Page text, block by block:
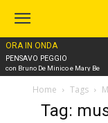
ORA IN ONDA
PENSAVO PEGGIO
con Bruno De Minico e Mary Be
Home Tags
Tag: